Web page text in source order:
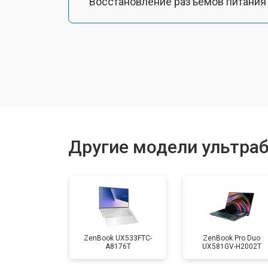
Установка видеокарты
Замена оперативной памяти
Другие модели
ZenBook UX533FTC-
A8176T
ZenBook Pro Duo
UX581GV-H2002T